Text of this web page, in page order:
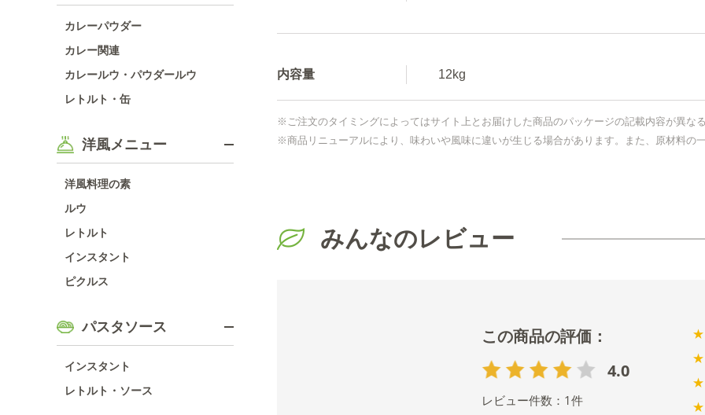
カレーパウダー
カレー関連
カレールウ・パウダールウ
レトルト・缶
洋風メニュー
洋風料理の素
ルウ
レトルト
インスタント
ピクルス
パスタソース
インスタント
レトルト・ソース
内容量 12kg
※ご注文のタイミングによってはサイト上とお届けした商品のパッケージの記載内容が異なる
※商品リニューアルにより、味わいや風味に違いが生じる場合があります。また、原材料の
みんなのレビュー
4.0
レビュー件数： 1件
★
★
★
★